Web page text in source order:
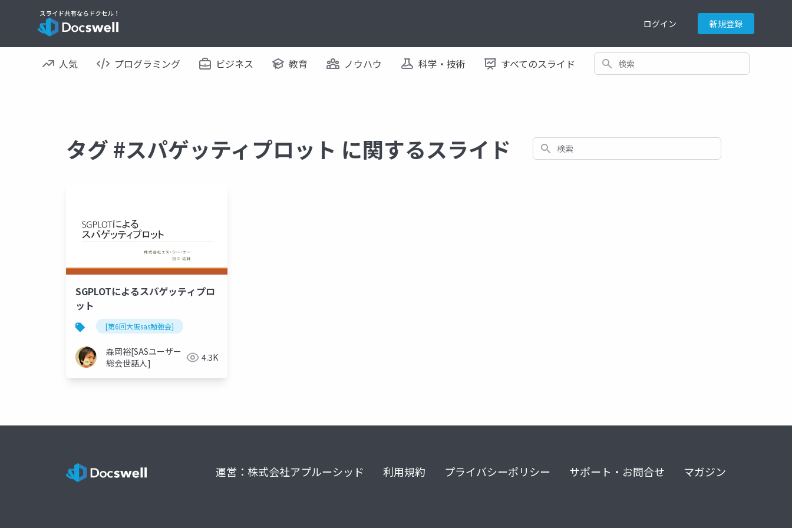
ログイン 新規登録
人気 プログラミング ビジネス 教育 ノウハウ 科学・技術 すべてのスライド 検索
タグ #スパゲッティプロット に関するスライド 検索
SGPLOTによるスパゲッティプロ
ット
[第6回大阪sas勉強会]
森岡裕[SASユーザー
総会世話人]
4.3K
運営：株式会社アプルーシッド 利用規約 プライバシーポリシー サポート・お問合せ マガジン